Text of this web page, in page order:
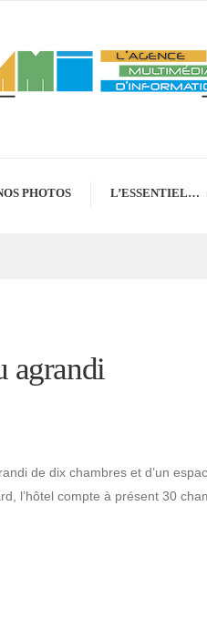
PHOTOS L’ESSENTIEL…
agrandi
de dix chambres et d’un
l’hôtel compte à présent 30